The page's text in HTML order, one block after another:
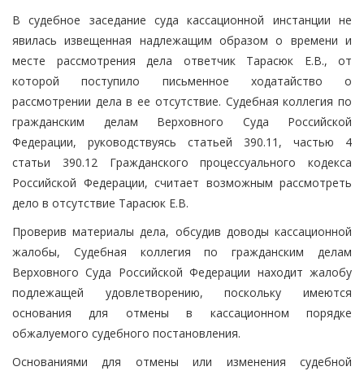
В судебное заседание суда кассационной инстанции не
явилась извещенная надлежащим образом о времени и
месте рассмотрения дела ответчик Тарасюк Е.В., от
которой поступило письменное ходатайство о
рассмотрении дела в ее отсутствие. Судебная коллегия по
гражданским делам Верховного Суда Российской
Федерации, руководствуясь статьей 390.11, частью 4
статьи 390.12 Гражданского процессуального кодекса
Российской Федерации, считает возможным рассмотреть
дело в отсутствие Тарасюк Е.В.
Проверив материалы дела, обсудив доводы кассационной
жалобы, Судебная коллегия по гражданским делам
Верховного Суда Российской Федерации находит жалобу
подлежащей удовлетворению, поскольку имеются
основания для отмены в кассационном порядке
обжалуемого судебного постановления.
Основаниями для отмены или изменения судебной